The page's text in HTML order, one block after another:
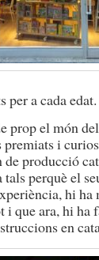
per a cada edat.
prop el món
premiats i
de producció
perquè el
hi
i que ara, hi ha
en